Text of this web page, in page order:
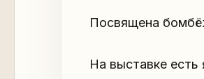
Посвящена
На выставке